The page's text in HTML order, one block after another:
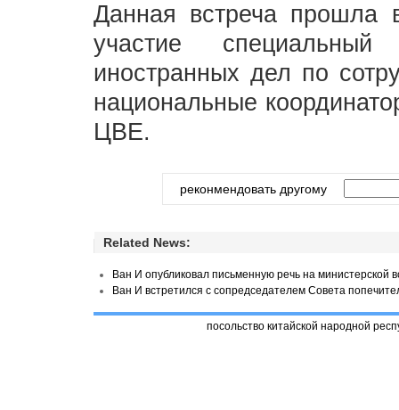
Данная встреча прошла
участие специальный
иностранных дел по
национальные
ЦВЕ.
реконмендовать другому
Related News:
Ван И опубликовал письменную речь на министерской
Ван И встретился с сопредседателем Совета
посольство китайской народной